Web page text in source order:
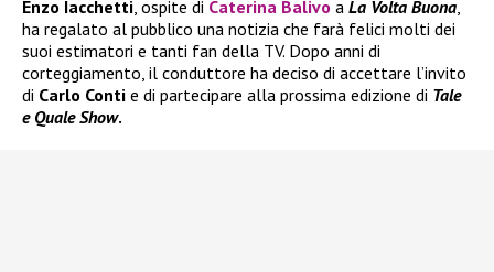
Enzo Iacchetti, ospite di Caterina Balivo a La Volta Buona,
ha regalato al pubblico una notizia che farà felici molti dei
suoi estimatori e tanti fan della TV. Dopo anni di
corteggiamento, il conduttore ha deciso di accettare l’invito
di Carlo Conti e di partecipare alla prossima edizione di Tale
e Quale Show.